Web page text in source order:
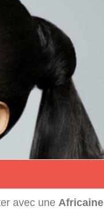
avec une Africaine